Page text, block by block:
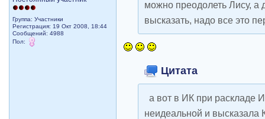
Группа: Участники
Регистрация: 19 Окт 2008, 18:44
Сообщений: 4988
Пол:
можно преодолеть Лису,
высказать, надо все это
Цитата
а вот в ИК при раскладе
неидеальной и высказала